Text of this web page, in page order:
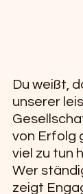
Du weißt,
unserer
von Erfolg
viel zu tun
Wer
zeigt